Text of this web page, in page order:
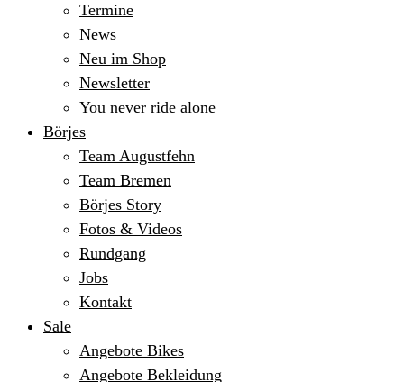
Termine
News
Neu im Shop
Newsletter
You never ride alone
Börjes
Team Augustfehn
Team Bremen
Börjes Story
Fotos & Videos
Rundgang
Jobs
Kontakt
Sale
Angebote Bikes
Angebote Bekleidung